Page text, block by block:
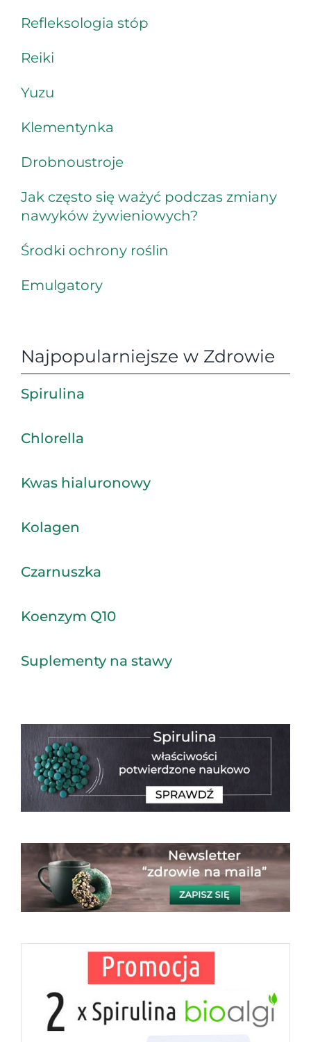
Refleksologia stóp
Reiki
Yuzu
Klementynka
Drobnoustroje
Jak często się ważyć podczas zmiany
nawyków żywieniowych?
Środki ochrony roślin
Emulgatory
Najpopularniejsze w Zdrowie
Spirulina
Chlorella
Kwas hialuronowy
Kolagen
Czarnuszka
Koenzym Q10
Suplementy na stawy